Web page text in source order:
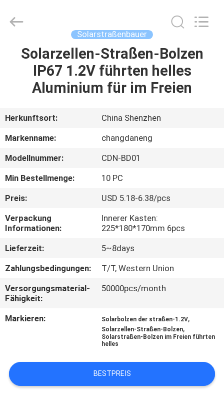
HEIM
PRODUKTE
ÜBER
UNS
FABRIK-
TOUR
QUALITÄTSKONTROLLE
KONTAKTIERE
UNS
NACHRICHTEN
FORDERN
SIE
Ltd..
Solarstraßenbauer
Solarzellen-Straßen-Bolzen
IP67 1.2V führten helles
Aluminium für im Freien
Herkunftsort:
China Shenzhen
Markenname:
changdaneng
Modellnummer:
CDN-BD01
Min Bestellmenge:
10 PC
Preis:
USD 5.18-6.38/pcs
Verpackung
Informationen:
Innerer Kasten:
225*180*170mm 6pcs
Lieferzeit:
5~8days
Zahlungsbedingungen:
T/T, Western Union
Versorgungsmaterial-
Fähigkeit:
50000pcs/month
Markieren: Solarbolzen der straßen-1.2V,
Solarzellen-Straßen-Bolzen,
Solarstraßen-Bolzen im Freien führten
helles
BESTPREIS